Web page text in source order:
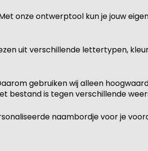
onze ontwerptool kun je jouw
uit verschillende lettertypen,
gebruiken wij alleen
bestand is tegen verschillende
naambordje voor je